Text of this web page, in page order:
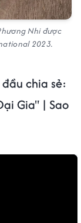
Nhi được
2023.
chia sẻ:
Gia" | Sao